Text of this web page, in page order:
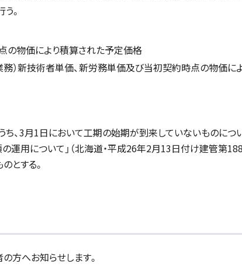
。
の物価により積算された予定価格
）新技術者単価、新労務単価及び当初契約時点の物価に
、3月1日において工期の始期が到来していないものにつ
用について」（北海道・平成26年2月13日付け建管第
とする。
方へお知らせします。